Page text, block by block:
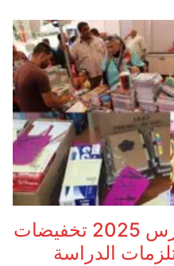
أماكن معرض أهلا مدارس 2025 تخفيضات